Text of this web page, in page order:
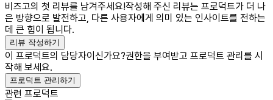
비즈고의 첫 리뷰를 남겨주세요!작성해 주신 리뷰는 프로덕트가 더 나
은 방향으로 발전하고, 다른 사용자에게 의미 있는 인사이트를 전하는
데 큰 힘이 됩니다.
리뷰 작성하기
이 프로덕트의 담당자이신가요?권한을 부여받고 프로덕트 관리를 시
작해 보세요.
프로덕트 관리하기
관련 프로덕트